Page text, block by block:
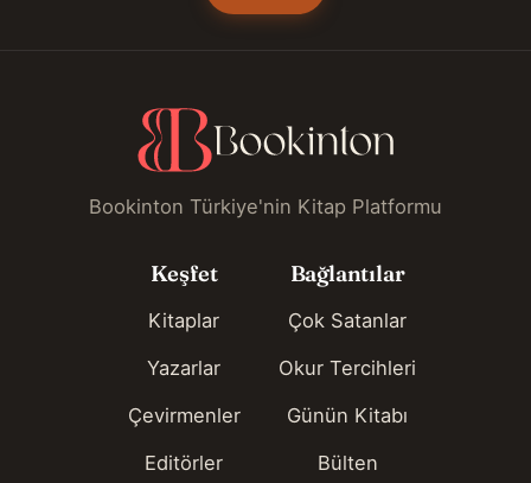
Bookinton Türkiye'nin Kitap Platformu
Keşfet
Kitaplar
Yazarlar
Çevirmenler
Editörler
Bağlantılar
Çok Satanlar
Okur Tercihleri
Günün Kitabı
Bülten